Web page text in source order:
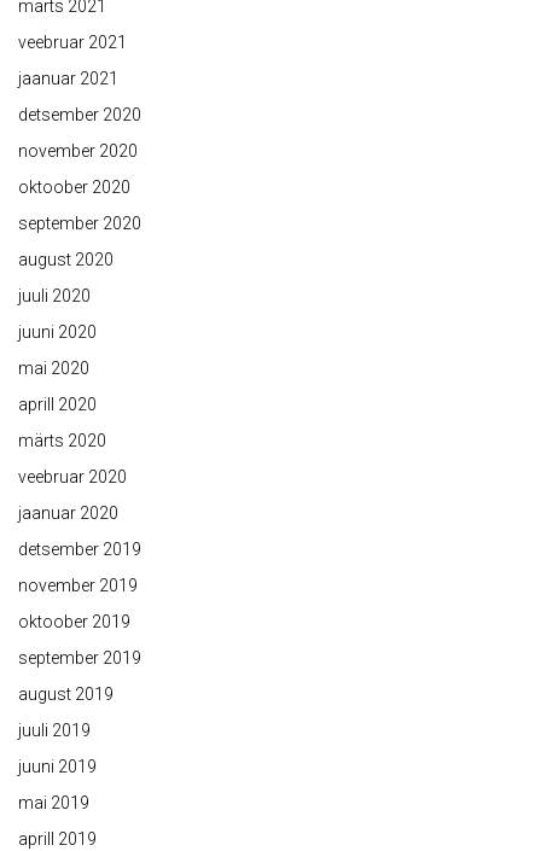
märts 2021
veebruar 2021
jaanuar 2021
detsember 2020
november 2020
oktoober 2020
september 2020
august 2020
juuli 2020
juuni 2020
mai 2020
aprill 2020
märts 2020
veebruar 2020
jaanuar 2020
detsember 2019
november 2019
oktoober 2019
september 2019
august 2019
juuli 2019
juuni 2019
mai 2019
aprill 2019